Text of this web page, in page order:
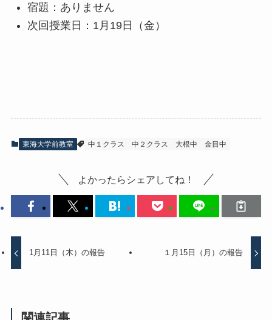
宿題：ありません
次回授業日：1月19日（金）
東海大学前教室 中１クラス 中２クラス 大根中 金目中
よかったらシェアしてね！
1月11日（木）の報告 １月15日（月）の報告